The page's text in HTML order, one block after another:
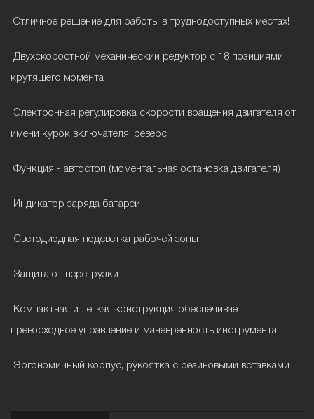
Отличное решение для работы в труднодоступных местах!
Двухскоростной механический редуктор с 18 позициями
крутящего момента
Электронная регулировка скорости вращения двигателя от
имени курок включателя, реверс
Функция - автостоп (моментальная остановка двигателя)
Индикатор заряда батареи
Светодиодная подсветка рабочей зоны
Защита от перегрузки
Компактная и легкая конструкция обеспечивает
превосходное управление и маневренность инструмента
Эргономичный корпус, рукоятка с резиновыми вставками